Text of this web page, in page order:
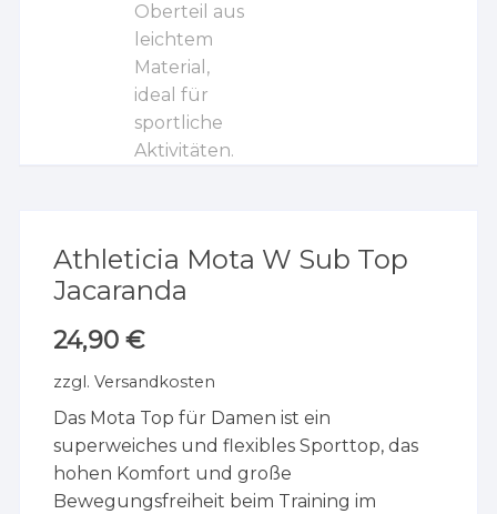
Athleticia Mota W Sub Top
Jacaranda
24,90€
zzgl.Versandkosten
Das Mota Top für Damen ist ein
superweiches und flexibles Sporttop, das
hohen Komfort und große
Bewegungsfreiheit beim Training im